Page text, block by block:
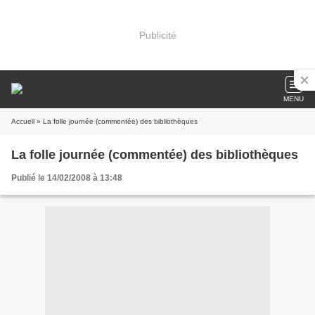
Publicité
MENU
Accueil » La folle journée (commentée) des bibliothèques
La folle journée (commentée) des bibliothèques
Publié le 14/02/2008 à 13:48